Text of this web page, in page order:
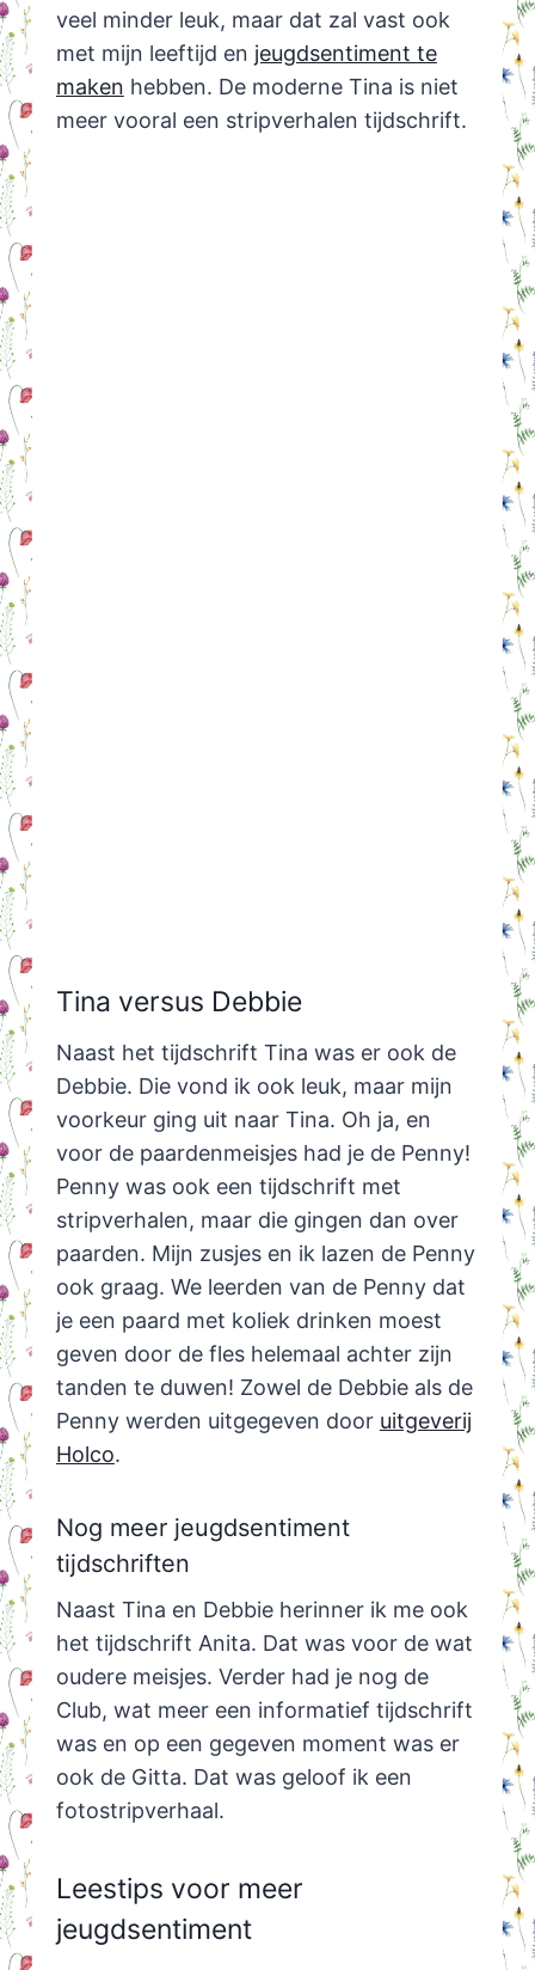
veel minder leuk, maar dat zal vast ook
met mijn leeftijd en jeugdsentiment te
maken hebben. De moderne Tina is niet
meer vooral een stripverhalen tijdschrift.
Tina versus Debbie
Naast het tijdschrift Tina was er ook de
Debbie. Die vond ik ook leuk, maar mijn
voorkeur ging uit naar Tina. Oh ja, en
voor de paardenmeisjes had je de Penny!
Penny was ook een tijdschrift met
stripverhalen, maar die gingen dan over
paarden. Mijn zusjes en ik lazen de Penny
ook graag. We leerden van de Penny dat
je een paard met koliek drinken moest
geven door de fles helemaal achter zijn
tanden te duwen! Zowel de Debbie als de
Penny werden uitgegeven door uitgeverij
Holco.
Nog meer jeugdsentiment
tijdschriften
Naast Tina en Debbie herinner ik me ook
het tijdschrift Anita. Dat was voor de wat
oudere meisjes. Verder had je nog de
Club, wat meer een informatief tijdschrift
was en op een gegeven moment was er
ook de Gitta. Dat was geloof ik een
fotostripverhaal.
Leestips voor meer
jeugdsentiment